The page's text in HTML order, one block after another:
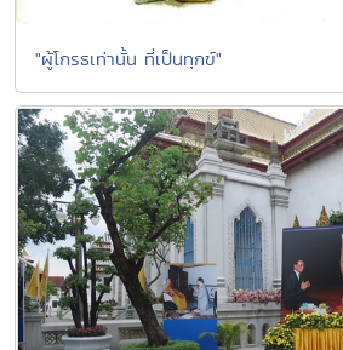
"ผู้โกรธเท่านั้น ที่เป็นทุกข์"